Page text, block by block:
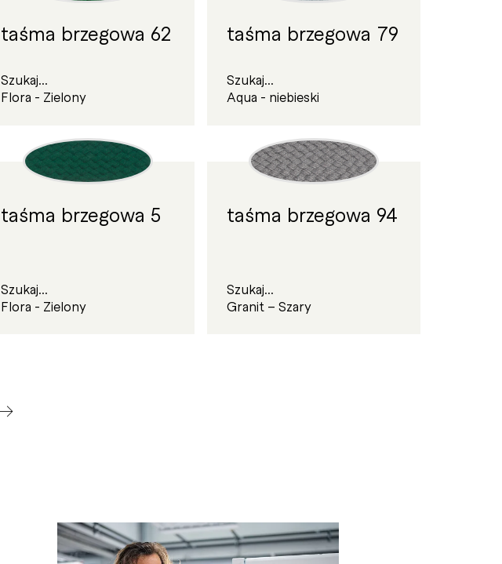
taśma brzegowa 62
Szukaj...
Flora - Zielony
taśma brzegowa 79
Szukaj...
Aqua - niebieski
taśma brzegowa 5
Szukaj...
Flora - Zielony
taśma brzegowa 94
Szukaj...
Granit – Szary